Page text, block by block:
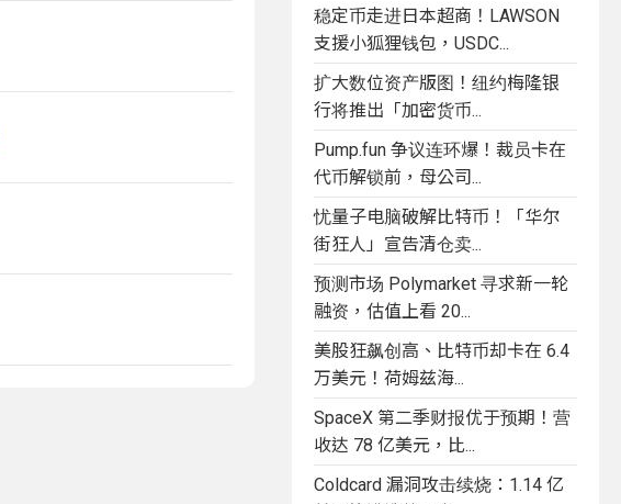
稳定币走进日本超商！LAWSON
支援小狐狸钱包，USDC...
扩大数位资产版图！纽约梅隆银
行将推出「加密货币...
Pump.fun 争议连环爆！裁员卡在
代币解锁前，母公司...
忧量子电脑破解比特币！「华尔
街狂人」宣告清仓卖...
预测市场 Polymarket 寻求新一轮
融资，估值上看 20...
美股狂飙创高、比特币却卡在 6.4
万美元！荷姆兹海...
SpaceX 第二季财报优于预期！营
收达 78 亿美元，比...
Coldcard 漏洞攻击续烧：1.14 亿